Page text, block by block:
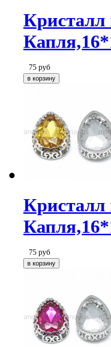
Кристалл
75 руб
Кристалл
75 руб